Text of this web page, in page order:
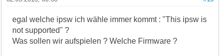
egal welche ipsw ich wähle immer kommt : "This ipsw is
not supported" ?
Was sollen wir aufspielen ? Welche Firmware ?